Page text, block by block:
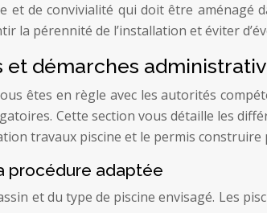
et de convivialité qui doit être
pérennité de l’installation et éviter
et démarches
êtes en règle avec les autorités
Cette section vous détaille les
travaux piscine et le permis construire
procédure adaptée
et du type de piscine envisagé. Les